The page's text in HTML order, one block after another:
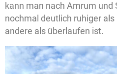
kann man nach Amrum und
nochmal deutlich ruhiger
andere als überlaufen ist.